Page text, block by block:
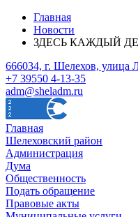
Главная
Новости
ЗДЕСЬ КАЖДЫЙ
666034, г. Шелехов, улица
+7 39550 4-13-35
adm@sheladm.ru
Главная
Шелеховский район
Администрация
Дума
Общественность
Подать обращение
Правовые акты